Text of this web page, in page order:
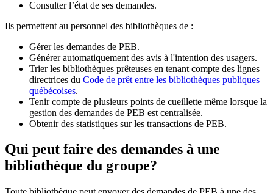
Consulter l’état de ses demandes.
Ils permettent au personnel des bibliothèques de :
Gérer les demandes de PEB.
Générer automatiquement des avis à l'intention des usagers.
Trier les bibliothèques prêteuses en tenant compte des lignes
directrices du Code de prêt entre les bibliothèques publiques
québécoises.
Tenir compte de plusieurs points de cueillette même lorsque la
gestion des demandes de PEB est centralisée.
Obtenir des statistiques sur les transactions de PEB.
Qui peut faire des demandes à une
bibliothèque du groupe?